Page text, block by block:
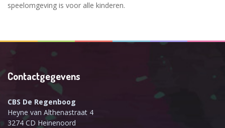
speelomgeving is voor alle kinderen.
Contactgegevens
CBS De Regenboog
Heyne van Althenastraat 4
3274 CD Heinenoord